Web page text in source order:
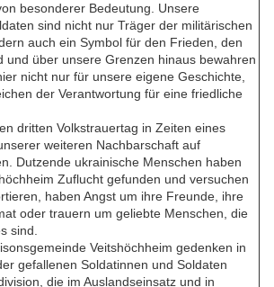
besonderer Bedeutung. Unsere
sind nicht nur Träger der militärischen
auch ein Symbol für den Frieden, den
und über unsere Grenzen hinaus bewahren
nicht nur für unsere eigene Geschichte,
der Verantwortung für eine friedliche
dritten Volkstrauertag in Zeiten eines
weiteren Nachbarschaft auf
Dutzende ukrainische Menschen haben
Zuflucht gefunden und versuchen
haben Angst um ihre Freunde, ihre
oder trauern um geliebte Menschen, die
sind.
Veitshöchheim gedenken in
gefallenen Soldatinnen und Soldaten
die im Auslandseinsatz und in